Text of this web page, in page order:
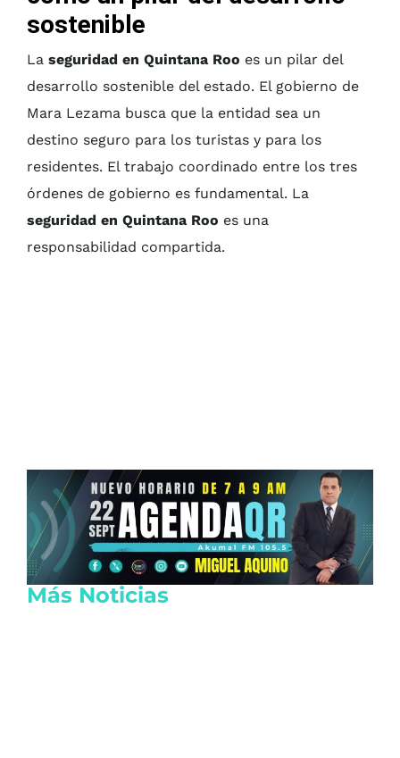
sostenible
La seguridad en Quintana Roo es un pilar del
desarrollo sostenible del estado. El gobierno de
Mara Lezama busca que la entidad sea un
destino seguro para los turistas y para los
residentes. El trabajo coordinado entre los tres
órdenes de gobierno es fundamental. La
seguridad en Quintana Roo es una
responsabilidad compartida.
Más Noticias